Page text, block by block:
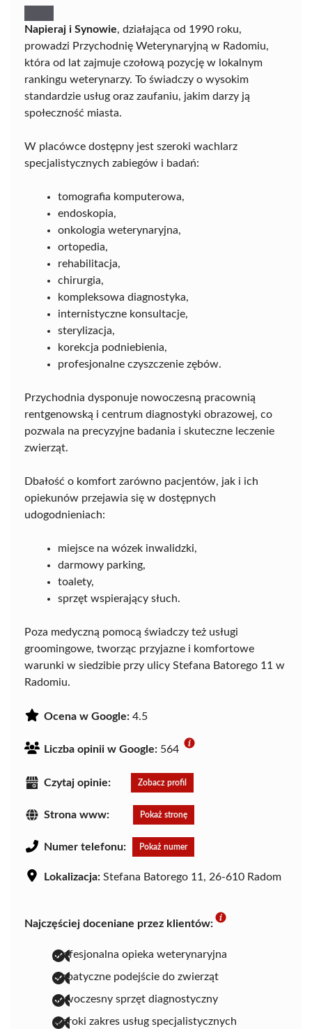
Napieraj i Synowie, działająca od 1990 roku,
prowadzi Przychodnię Weterynaryjną w Radomiu,
która od lat zajmuje czołową pozycję w lokalnym
rankingu weterynarzy. To świadczy o wysokim
standardzie usług oraz zaufaniu, jakim darzy ją
społeczność miasta.
W placówce dostępny jest szeroki wachlarz
specjalistycznych zabiegów i badań:
tomografia komputerowa,
endoskopia,
onkologia weterynaryjna,
ortopedia,
rehabilitacja,
chirurgia,
kompleksowa diagnostyka,
internistyczne konsultacje,
sterylizacja,
korekcja podniebienia,
profesjonalne czyszczenie zębów.
Przychodnia dysponuje nowoczesną pracownią
rentgenowską i centrum diagnostyki obrazowej, co
pozwala na precyzyjne badania i skuteczne leczenie
zwierząt.
Dbałość o komfort zarówno pacjentów, jak i ich
opiekunów przejawia się w dostępnych
udogodnieniach:
miejsce na wózek inwalidzki,
darmowy parking,
toalety,
sprzęt wspierający słuch.
Poza medyczną pomocą świadczy też usługi
groomingowe, tworząc przyjazne i komfortowe
warunki w siedzibie przy ulicy Stefana Batorego 11 w
Radomiu.
Ocena w Google: 4.5
Liczba opinii w Google: 564
Czytaj opinie: Zobacz profil
Strona www: Pokaż stronę
Numer telefonu: Pokaż numer
Lokalizacja: Stefana Batorego 11, 26-610 Radom
Najczęściej doceniane przez klientów:
profesjonalna opieka weterynaryjna
empatyczne podejście do zwierząt
nowoczesny sprzęt diagnostyczny
szeroki zakres usług specjalistycznych